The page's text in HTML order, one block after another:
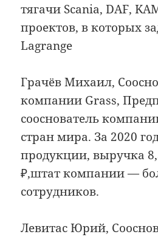
тягачи Scania, DAF,
проектов, в которых
Lagrange
Грачёв Михаил,
компании Grass,
сооснователь
стран мира. За 2020
продукции, выручка
₽,штат компании —
сотрудников.
Левитас Юрий,